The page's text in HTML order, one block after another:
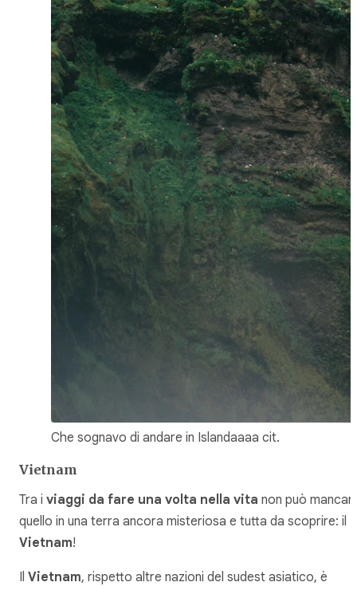
Che sognavo di andare in Islandaaaa cit.
Vietnam
Tra i viaggi da fare una volta nella vita non può
quello in una terra ancora misteriosa e tutta da scoprire: il
Vietnam!
Il Vietnam, rispetto altre nazioni del sudest asiatico, è